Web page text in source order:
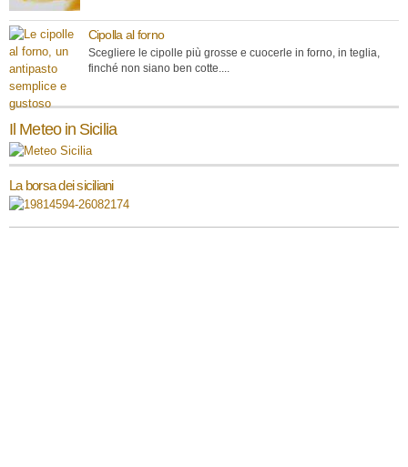
Cipolla al forno
Scegliere le cipolle più grosse e cuocerle in forno, in teglia,
finché non siano ben cotte....
Il Meteo in Sicilia
La borsa dei siciliani